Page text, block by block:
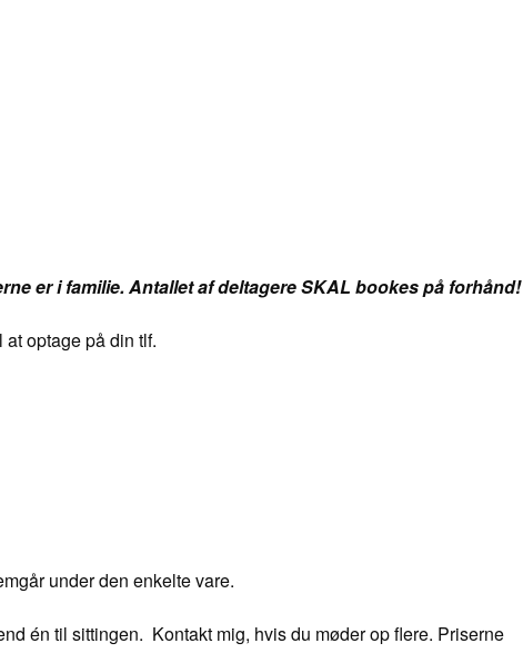
er i familie. Antallet af deltagere SKAL bookes på forhånd!
optage på din tlf.
under den enkelte vare.
én til sittingen. Kontakt mig, hvis du møder op flere. Priserne